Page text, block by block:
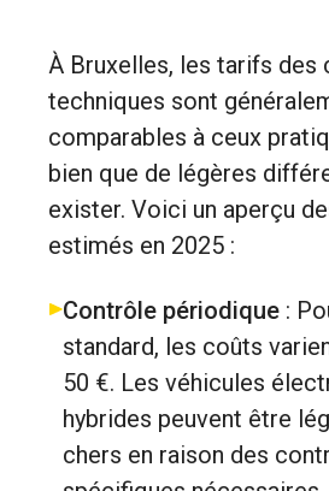
À Bruxelles, les tarifs des
techniques sont
comparables à ceux
bien que de légères
exister. Voici un aperçu
estimés en 2025 :
Contrôle périodique :
standard, les coûts
50 €. Les véhicules
hybrides peuvent être
chers en raison des